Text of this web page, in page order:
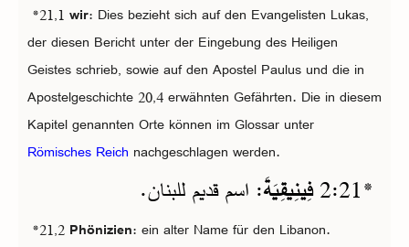
*21,1 wir: Dies bezieht sich auf den Evangelisten Lukas,
der diesen Bericht unter der Eingebung des Heiligen
Geistes schrieb, sowie auf den Apostel Paulus und die in
Apostelgeschichte 20,4 erwähnten Gefährten. Die in diesem
Kapitel genannten Orte können im Glossar unter
Römisches Reich nachgeschlagen werden.
*
21‏:2 فِينِيقِيَةَ: اسم قديم للبنان.
*21,2 Phönizien: ein alter Name für den Libanon.